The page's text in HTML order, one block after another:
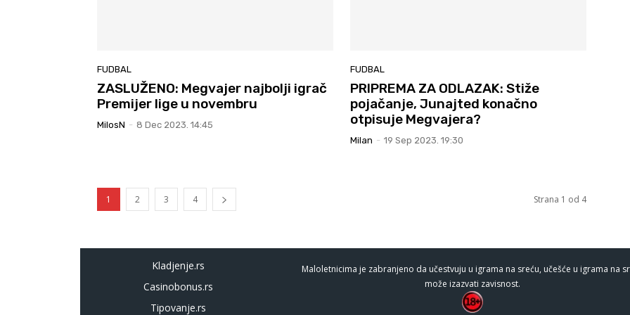
FUDBAL
ZASLUŽENO: Megvajer najbolji igrač
Premijer lige u novembru
MilosN - 8 Dec 2023. 14:45
FUDBAL
PRIPREMA ZA ODLAZAK: Stiže
pojačanje, Junajted konačno
otpisuje Megvajera?
Milan - 19 Sep 2023. 19:30
1 2 3 4 Strana 1 od 4
Kladjenje.rs
Casinobonus.rs
Tipovanje.rs
Maloletnicima je zabranjeno da učestvuju u igrama na sreću, učešće u igrama na
može izazvati zavisnost.